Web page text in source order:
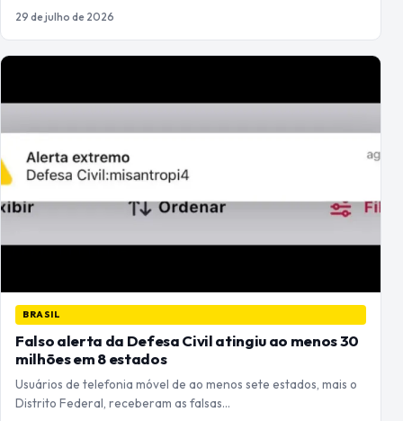
29 de julho de 2026
BRASIL
Falso alerta da Defesa Civil atingiu ao menos 30
milhões em 8 estados
Usuários de telefonia móvel de ao menos sete estados, mais o
Distrito Federal, receberam as falsas…